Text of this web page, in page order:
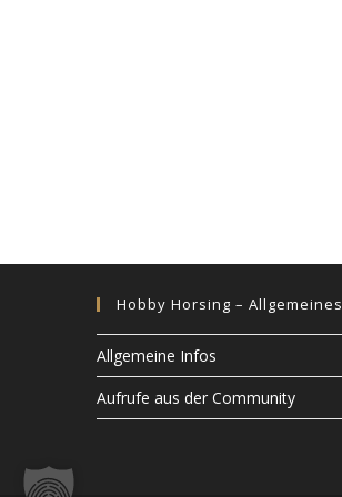
o
Hobby Horsing – Allgemeines
Allgemeine Infos
Aufrufe aus der Community